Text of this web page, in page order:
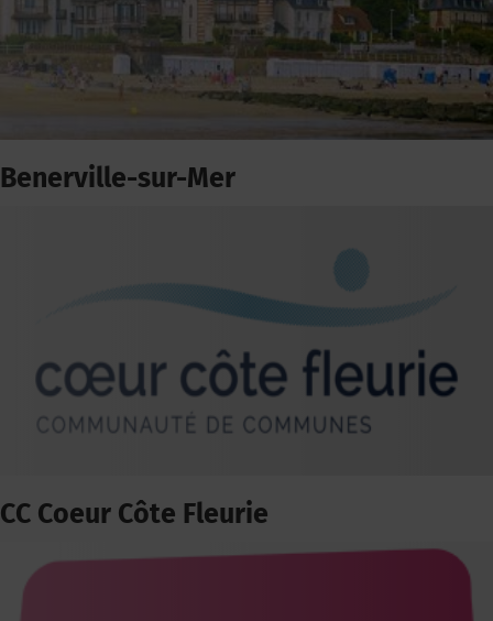
Benerville-sur-Mer
CC Coeur Côte Fleurie